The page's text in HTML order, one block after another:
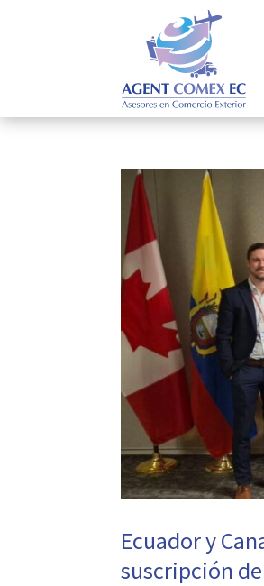
Ecuador y
suscripción